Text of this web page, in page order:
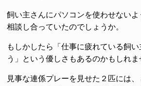
飼い主さんにパソコンを使わせない
相談し合っていたのでしょうか。
もしかしたら「仕事に疲れている飼
う」という優しさもあるのかもしれ
見事な連係プレーを見せた２匹には